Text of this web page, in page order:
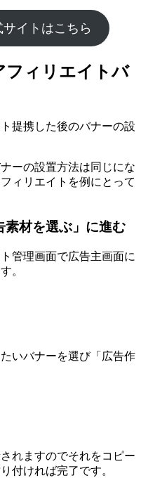
イトはこちら
フィリエイトバ
提携した後のバナーの設
ーの設置方法は同じにな
ィリエイトを例にとって
素材を選ぶ」に進む
管理画面で広告主画面に
。
いバナーを選び「広告作
れますのでそれをコピー
付ければ完了です。